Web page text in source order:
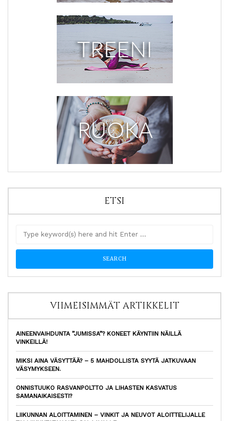
ETSI
VIIMEISIMMÄT ARTIKKELIT
AINEENVAIHDUNTA ”JUMISSA”? KONEET KÄYNTIIN NÄILLÄ
VINKEILLÄ!
MIKSI AINA VÄSYTTÄÄ? – 5 MAHDOLLISTA SYYTÄ JATKUVAAN
VÄSYMYKSEEN.
ONNISTUUKO RASVANPOLTTO JA LIHASTEN KASVATUS
SAMANAIKAISESTI?
LIIKUNNAN ALOITTAMINEN – VINKIT JA NEUVOT ALOITTELIJALLE